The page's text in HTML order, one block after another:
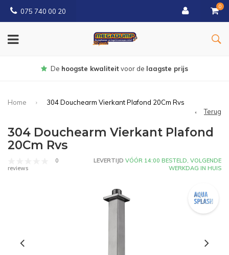
075 740 00 20
0
Gratisbezorgd vanaf € 150
Home
304 Douchearm Vierkant Plafond 20Cm Rvs
Terug
304 Douchearm Vierkant Plafond
20Cm Rvs
0
reviews
LEVERTIJD VÓÓR 14:00 BESTELD, VOLGENDE
WERKDAG IN HUIS